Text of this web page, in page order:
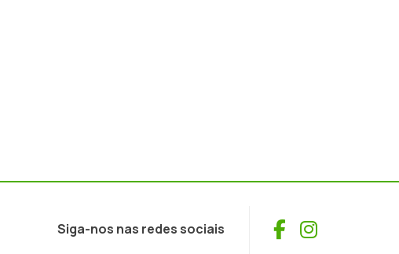
Siga-nos nas redes sociais Facebook
Instagram